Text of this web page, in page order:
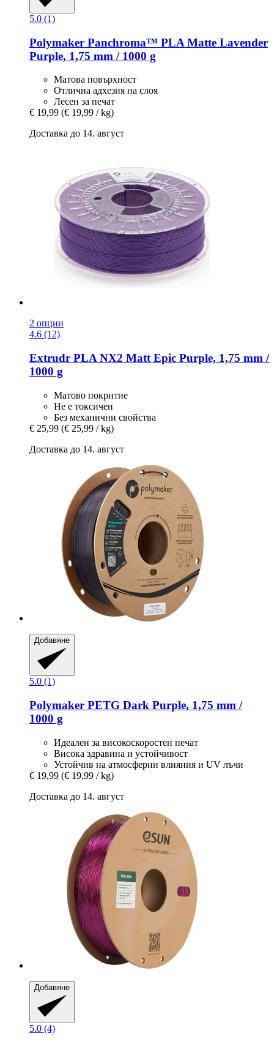
5.0 (1)
Polymaker Panchroma™ PLA Matte Lavender
Purple, 1,75 mm / 1000 g
Матова повърхност
Отлична адхезия на слоя
Лесен за печат
€ 19,99 (€ 19,99 / kg)
Доставка до 14. август
2 опции
4.6 (12)
Extrudr PLA NX2 Matt Epic Purple, 1,75 mm /
1000 g
Матово покритие
Не е токсичен
Без механични свойства
€ 25,99 (€ 25,99 / kg)
Доставка до 14. август
Добавяне
5.0 (1)
Polymaker PETG Dark Purple, 1,75 mm /
1000 g
Идеален за високоскоростен печат
Висока здравина и устойчивост
Устойчив на атмосферни влияния и UV лъчи
€ 19,99 (€ 19,99 / kg)
Доставка до 14. август
Добавяне
5.0 (4)